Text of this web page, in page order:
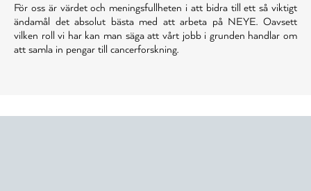
För oss är värdet och meningsfullheten i att bidra till ett så viktigt
ändamål det absolut bästa med att arbeta på NEYE. Oavsett
vilken roll vi har kan man säga att vårt jobb i grunden handlar om
att samla in pengar till cancerforskning.